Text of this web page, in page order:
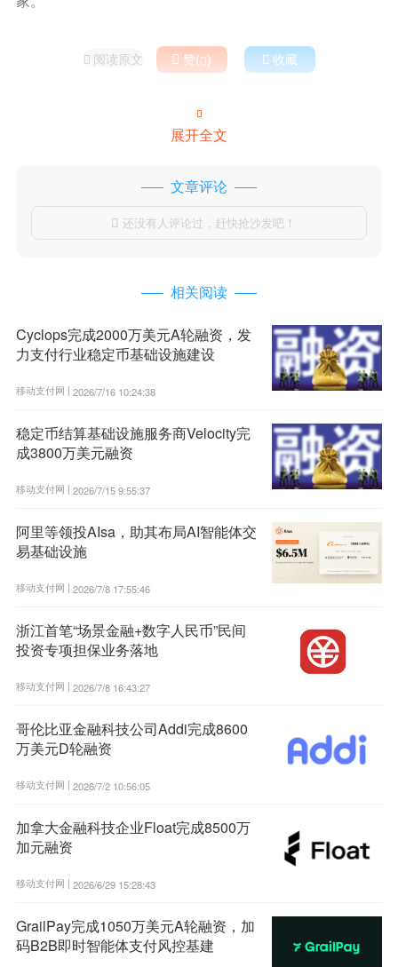
 阅读原文  赞()  收藏

展开全文
文章评论
 还没有人评论过，赶快抢沙发吧！
相关阅读
Cyclops完成2000万美元A轮融资，发
力支付行业稳定币基础设施建设
移动支付网 | 2026/7/16 10:24:38
稳定币结算基础设施服务商Velocity完
成3800万美元融资
移动支付网 | 2026/7/15 9:55:37
阿里等领投AIsa，助其布局AI智能体交
易基础设施
移动支付网 | 2026/7/8 17:55:46
浙江首笔“场景金融+数字人民币”民间
投资专项担保业务落地
移动支付网 | 2026/7/8 16:43:27
哥伦比亚金融科技公司Addi完成8600
万美元D轮融资
移动支付网 | 2026/7/2 10:56:05
加拿大金融科技企业Float完成8500万
加元融资
移动支付网 | 2026/6/29 15:28:43
GrailPay完成1050万美元A轮融资，加
码B2B即时智能体支付风控基建